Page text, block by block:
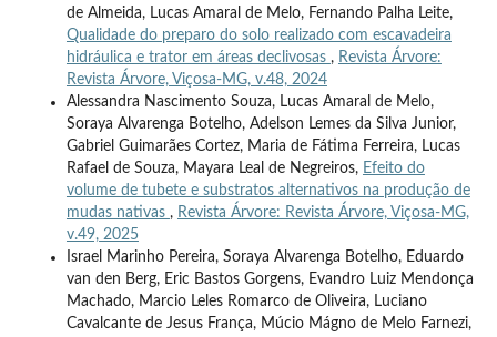
de Almeida, Lucas Amaral de Melo, Fernando Palha Leite,
Qualidade do preparo do solo realizado com escavadeira
hidráulica e trator em áreas declivosas , Revista Árvore:
Revista Árvore, Viçosa-MG, v.48, 2024
Alessandra Nascimento Souza, Lucas Amaral de Melo,
Soraya Alvarenga Botelho, Adelson Lemes da Silva Junior,
Gabriel Guimarães Cortez, Maria de Fátima Ferreira, Lucas
Rafael de Souza, Mayara Leal de Negreiros, Efeito do
volume de tubete e substratos alternativos na produção de
mudas nativas , Revista Árvore: Revista Árvore, Viçosa-MG,
v.49, 2025
Israel Marinho Pereira, Soraya Alvarenga Botelho, Eduardo
van den Berg, Eric Bastos Gorgens, Evandro Luiz Mendonça
Machado, Marcio Leles Romarco de Oliveira, Luciano
Cavalcante de Jesus França, Múcio Mágno de Melo Farnezi,